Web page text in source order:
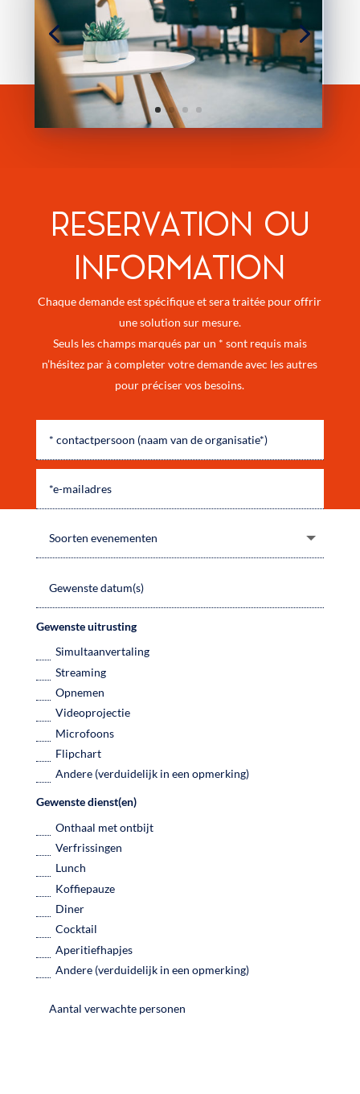
RESERVATION OU
INFORMATION
Chaque demande est spécifique et sera traitée pour offrir
une solution sur mesure.
Seuls les champs marqués par un * sont requis mais
n’hésitez par à completer votre demande avec les autres
pour préciser vos besoins.
Gewenste uitrusting
Simultaanvertaling
Streaming
Opnemen
Videoprojectie
Microfoons
Flipchart
Andere (verduidelijk in een opmerking)
Gewenste dienst(en)
Onthaal met ontbijt
Verfrissingen
Lunch
Koffiepauze
Diner
Cocktail
Aperitiefhapjes
Andere (verduidelijk in een opmerking)